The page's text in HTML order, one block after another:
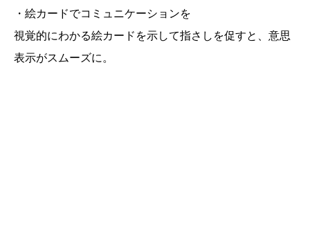
・絵カードでコミュニケーションを
視覚的にわかる絵カードを示して指さしを促すと、意思
表示がスムーズに。